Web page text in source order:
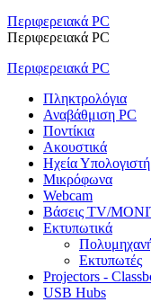
Περιφερειακά PC
Περιφερειακά PC
Περιφερειακά PC
Πληκτρολόγια
Αναβάθμιση PC
Ποντίκια
Ακουστικά
Ηχεία Υπολογιστή
Μικρόφωνα
Webcam
Βάσεις TV/
Εκτυπωτικά
Εκτυπωτές
Projectors -
USB Hubs